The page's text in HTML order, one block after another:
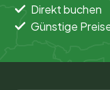
Direkt buchen
Günstige